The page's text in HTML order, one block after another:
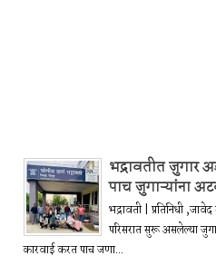
भद्रावतीत जुगार
पाच जुगाऱ्यांना
भद्रावती | प्रतिनिधी
परिसरात सुरू असलेल्या
कारवाई करत पाच जणा...